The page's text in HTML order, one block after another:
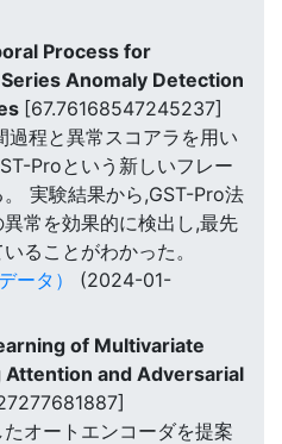
Process for
Anomaly Detection
[67.76168547245237]
過程と異常スコアラを用い
Proという新しいフレー
実験結果から,GST-Pro法
常を効果的に検出し,最先
ることがわかった。
ータ）
(2024-01-
of Multivariate
Attention and Adversarial
オートエンコーダを提案